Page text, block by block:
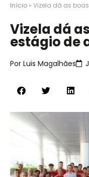
Início » Vizela dá as
Vizela dá
estágio de
Por Luis Magalhães